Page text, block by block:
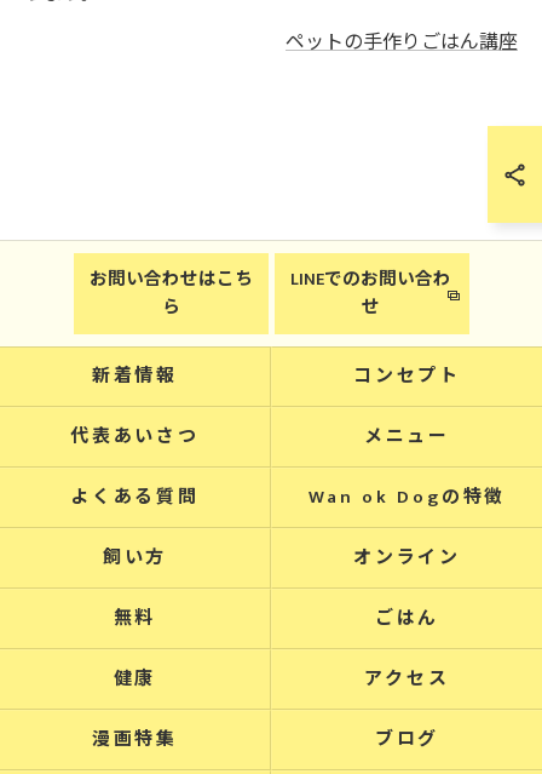
ペットの手作りごはん講座
お問い合わせはこち
ら
LINEでのお問い合わ
せ
新着情報
コンセプト
代表あいさつ
メニュー
よくある質問
Wan ok Dogの特徴
飼い方
オンライン
無料
ごはん
健康
アクセス
漫画特集
ブログ